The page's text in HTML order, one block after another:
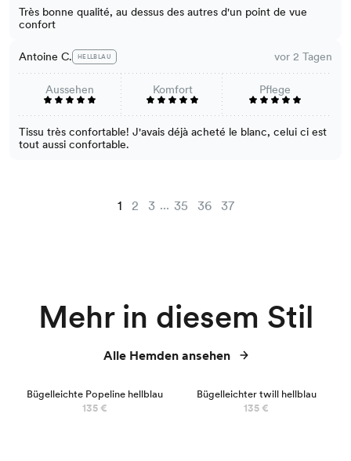
Très bonne qualité, au dessus des autres d'un point de vue
confort
Antoine C. HELLBLAU vor 2 Tagen
Aussehen Komfort Pflege
Tissu très confortable! J'avais déjà acheté le blanc, celui ci est
tout aussi confortable.
1 2 3 ... 35 36 37
Mehr in diesem Stil
Alle Hemden ansehen
Bügelleichte Popeline hellblau
135 €
Bügelleichter twill hellblau
135 €